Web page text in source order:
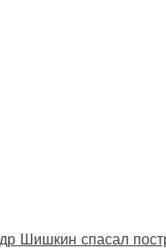
Шишкин спасал